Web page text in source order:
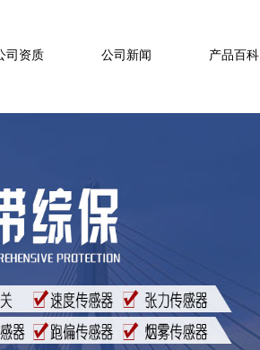
司资质 公司新闻 产品百科